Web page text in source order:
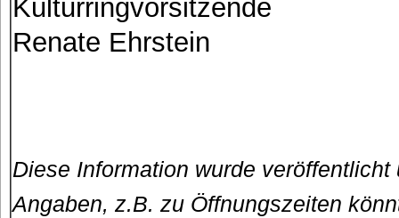
Kulturringvorsitzende
Renate Ehrstein
Diese Information wurde
Angaben, z.B. zu Öffnungszeiten